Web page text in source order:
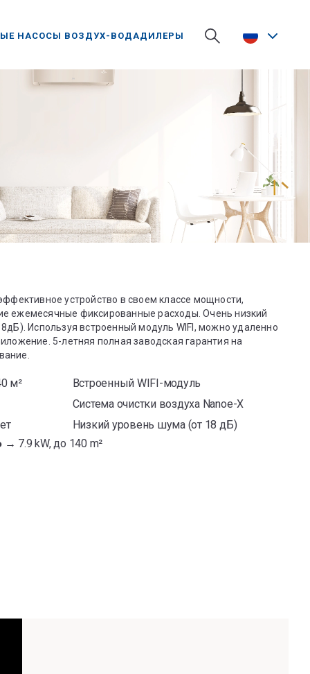
НАСОСЫ ВОЗДУХ-ВОДАДИЛЕРЫ
устройство в своем классе мощности,
ежемесячные фиксированные расходы. Очень низкий
Используя встроенный модуль WIFI, можно удаленно
5-летняя полная заводская гарантия на
м²
Встроенный WIFI-модуль
Система очистки воздуха Nanoe-X
Низкий уровень шума (от 18 дБ)
→ 7.9 kW, до 140 m²